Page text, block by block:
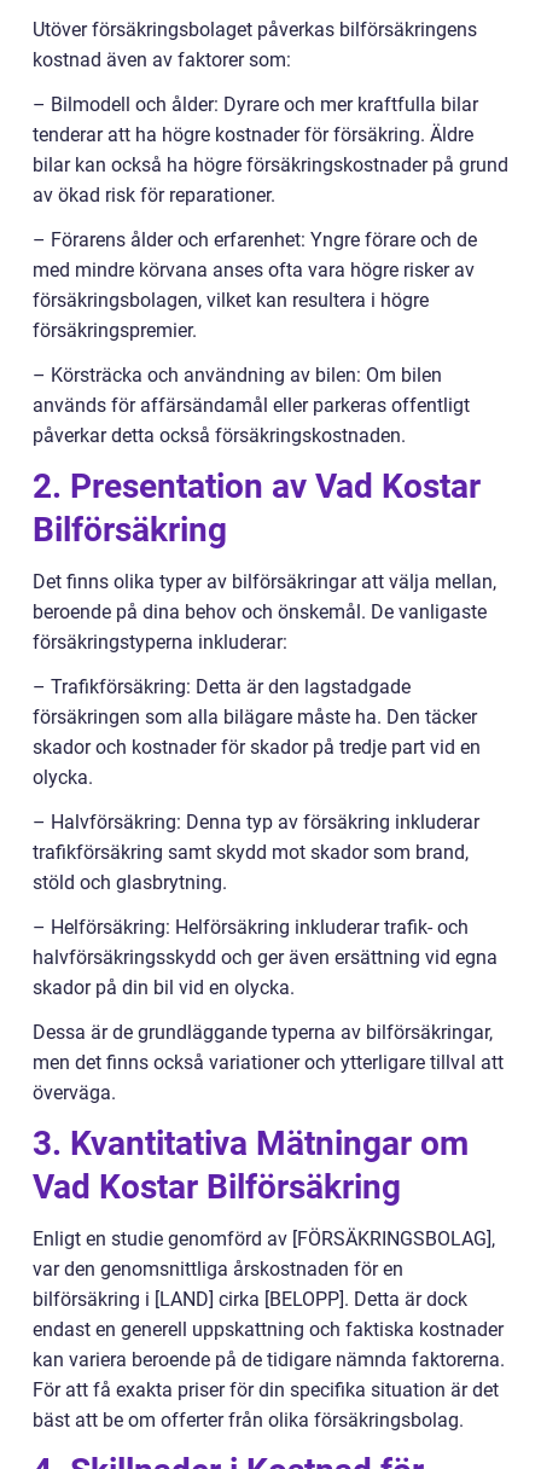
Utöver försäkringsbolaget påverkas bilförsäkringens
kostnad även av faktorer som:
– Bilmodell och ålder: Dyrare och mer kraftfulla bilar
tenderar att ha högre kostnader för försäkring. Äldre
bilar kan också ha högre försäkringskostnader på grund
av ökad risk för reparationer.
– Förarens ålder och erfarenhet: Yngre förare och de
med mindre körvana anses ofta vara högre risker av
försäkringsbolagen, vilket kan resultera i högre
försäkringspremier.
– Körsträcka och användning av bilen: Om bilen
används för affärsändamål eller parkeras offentligt
påverkar detta också försäkringskostnaden.
2. Presentation av Vad Kostar
Bilförsäkring
Det finns olika typer av bilförsäkringar att välja mellan,
beroende på dina behov och önskemål. De vanligaste
försäkringstyperna inkluderar:
– Trafikförsäkring: Detta är den lagstadgade
försäkringen som alla bilägare måste ha. Den täcker
skador och kostnader för skador på tredje part vid en
olycka.
– Halvförsäkring: Denna typ av försäkring inkluderar
trafikförsäkring samt skydd mot skador som brand,
stöld och glasbrytning.
– Helförsäkring: Helförsäkring inkluderar trafik- och
halvförsäkringsskydd och ger även ersättning vid egna
skador på din bil vid en olycka.
Dessa är de grundläggande typerna av bilförsäkringar,
men det finns också variationer och ytterligare tillval att
överväga.
3. Kvantitativa Mätningar om
Vad Kostar Bilförsäkring
Enligt en studie genomförd av [FÖRSÄKRINGSBOLAG],
var den genomsnittliga årskostnaden för en
bilförsäkring i [LAND] cirka [BELOPP]. Detta är dock
endast en generell uppskattning och faktiska kostnader
kan variera beroende på de tidigare nämnda faktorerna.
För att få exakta priser för din specifika situation är det
bäst att be om offerter från olika försäkringsbolag.